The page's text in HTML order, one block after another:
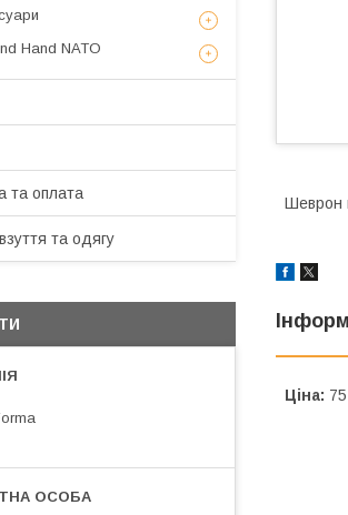
Шеврон
Ціна:
Hand NATO
та оплата
та одягу